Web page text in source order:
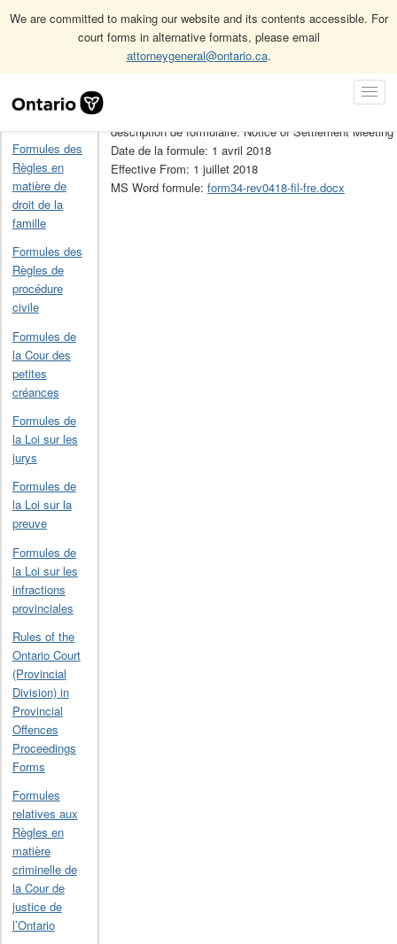
We are committed to making our website and its contents accessible. For
court forms in alternative formats, please email
attorneygeneral@ontario.ca.
Navigation
Accueil Formules de la Loi sur la construction 34
Formules des
Règles en
matière de
droit de la
famille
Formules des
Règles de
procédure
civile
Formules de
la Cour des
petites
créances
Formules de
la Loi sur les
jurys
Formules de
la Loi sur la
preuve
Formules de
la Loi sur les
infractions
provinciales
Rules of the
Ontario Court
(Provincial
Division) in
Provincial
Offences
Proceedings
Forms
Formules
relatives aux
Règles en
matière
criminelle de
la Cour de
justice de
l’Ontario
description de formulaire: Notice of Settlement Meeting
Date de la formule: 1 avril 2018
Effective From: 1 juillet 2018
MS Word formule: form34-rev0418-fil-fre.docx